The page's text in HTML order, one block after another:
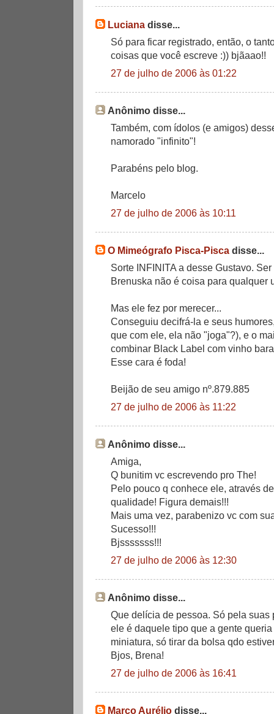
Luciana disse...
Só para ficar registrado, então, o
coisas que você escreve :)) bjãaao!!
27 de julho de 2006 às 01:22
Anônimo disse...
Também, com ídolos (e amigos)
namorado "infinito"!
Parabéns pelo blog.
Marcelo
27 de julho de 2006 às 10:11
O Mimeógrafo Pisca-Pisca disse...
Sorte INFINITA a desse Gustavo.
Brenuska não é coisa para qualquer
Mas ele fez por merecer...
Conseguiu decifrá-la e seus
que com ele, ela não "joga"?), e o
combinar Black Label com vinho
Esse cara é foda!
Beijão de seu amigo nº.879.885
27 de julho de 2006 às 11:22
Anônimo disse...
Amiga,
Q bunitim vc escrevendo pro The!
Pelo pouco q conhece ele, através
qualidade! Figura demais!!!
Mais uma vez, parabenizo vc com
Sucesso!!!
Bjsssssss!!!
27 de julho de 2006 às 12:30
Anônimo disse...
Que delícia de pessoa. Só pela
ele é daquele tipo que a gente
miniatura, só tirar da bolsa qdo
Bjos, Brena!
27 de julho de 2006 às 16:41
Marco Aurélio disse...